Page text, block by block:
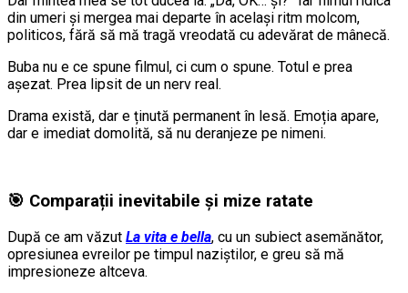
din umeri și mergea mai departe în același ritm molcom,
politicos, fără să mă tragă vreodată cu adevărat de mânecă.
Buba nu e ce spune filmul, ci cum o spune. Totul e prea
așezat. Prea lipsit de un nerv real.
Drama există, dar e ținută permanent în lesă. Emoția apare,
dar e imediat domolită, să nu deranjeze pe nimeni.
🎯 Comparații inevitabile și mize ratate
După ce am văzut La vita e bella, cu un subiect asemănător,
opresiunea evreilor pe timpul naziștilor, e greu să mă
impresioneze altceva.